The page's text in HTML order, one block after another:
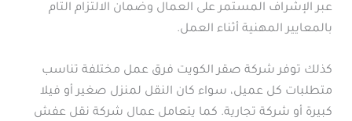
عبر الإشراف المستمر على العمال وضمان الالتزام التام
بالمعايير المهنية أثناء العمل.
كذلك توفر شركة صقر الكويت فرق عمل مختلفة تناسب
متطلبات كل عميل، سواء كان النقل لمنزل صغير أو فيلا
كبيرة أو شركة تجارية. كما يتعامل عمال شركة نقل عفش